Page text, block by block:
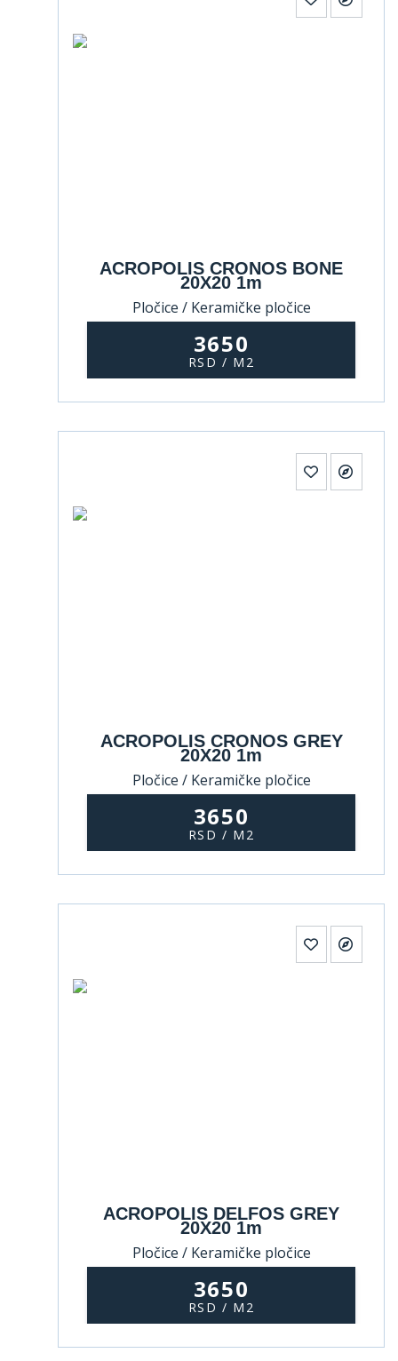
ACROPOLIS CRONOS BONE
20X20 1m
Pločice / Keramičke pločice
3650
RSD / M2
ACROPOLIS CRONOS GREY
20X20 1m
Pločice / Keramičke pločice
3650
RSD / M2
ACROPOLIS DELFOS GREY
20X20 1m
Pločice / Keramičke pločice
3650
RSD / M2